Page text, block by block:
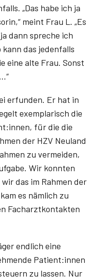
„Das habe ich ja
meint Frau L. „Es
dann spreche ich
das jedenfalls
eine alte Frau. Sonst
erfunden. Er hat in
exemplarisch die
für die die
der HZV Neuland
zu vermeiden,
Wir konnten
das im Rahmen der
es nämlich zu
Facharztkontakten
endlich eine
Patient:innen
zu lassen. Nur